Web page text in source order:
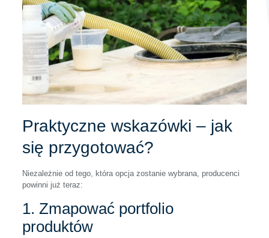
Praktyczne wskazówki – jak
się przygotować?
Niezależnie od tego, która opcja zostanie wybrana, producenci
powinni już teraz:
1. Zmapować portfolio
produktów